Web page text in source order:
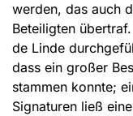
werden, das auch
Beteiligten
de Linde
dass ein großer
stammen konnte;
Signaturen ließ